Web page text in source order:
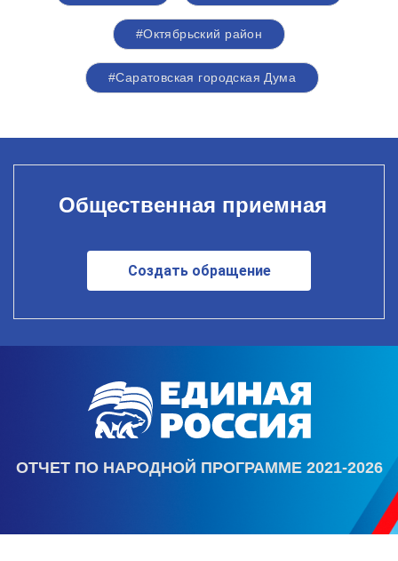
#Октябрьский район
#Саратовская городская Дума
Общественная приемная
Создать обращение
ОТЧЕТ ПО НАРОДНОЙ ПРОГРАММЕ 2021-2026